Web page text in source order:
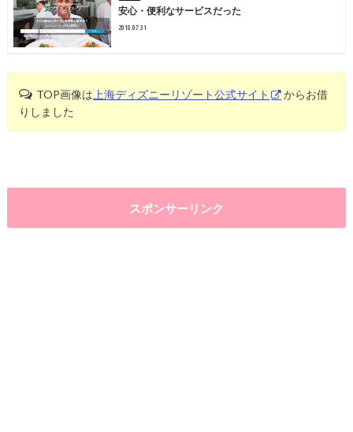
安心・便利なサービスだった
2018.07.31
TOP画像は 上海ディズニーリゾート公式サイト
からお借
りしました
スポンサーリンク